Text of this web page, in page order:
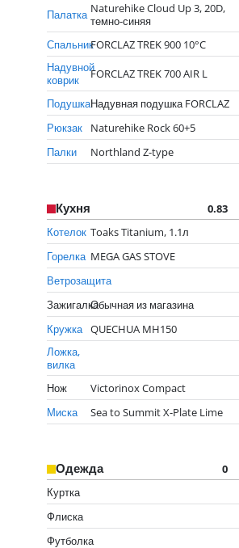
Палатка Naturehike Cloud Up 3, 20D,
темно-синяя
СпальникFORCLAZ TREK 900 10°C
Надувной
коврик
FORCLAZ TREK 700 AIR L
ПодушкаНадувная подушка FORCLAZ
Рюкзак
Naturehike Rock 60+5
Палки
Northland Z-type
Кухня 0.83
Котелок Toaks Titanium, 1.1л
Горелка ​MEGA GAS STOVE
Ветрозащита
ЗажигалкаОбычная из магазина
Кружка QUECHUA MH150
Ложка,
вилка
Нож Victorinox Compact
Миска
Sea to Summit X-Plate Lime
Одежда 0
Куртка
Флиска
Футболка